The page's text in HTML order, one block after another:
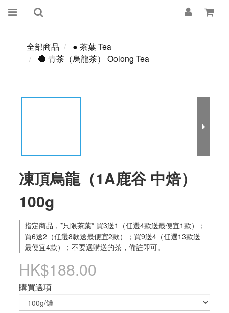
全部商品
● 茶葉 Tea
🔵 青茶（烏龍茶） Oolong Tea
凍頂烏龍（1A鹿谷 中焙）
100g
指定商品，*只限茶葉* 買3送1（任選4款送最便宜1款）；
買6送2（任選8款送最便宜2款）；買9送4（任選13款送
最便宜4款）；不要選購送的茶，備註即可。
HK$188.00
購買選項